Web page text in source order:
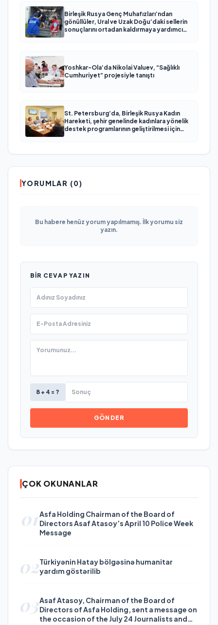
Birleşik Rusya Genç Muhafızları’ndan
gönüllüler, Ural ve Uzak Doğu’daki sellerin
sonuçlarını ortadan kaldırmaya yardımcı
Yoshkar-Ola’da Nikolai Valuev, “Sağlıklı
Cumhuriyet” projesiyle tanıştı
St. Petersburg’da, Birleşik Rusya Kadın
Hareketi, şehir genelinde kadınlara yönelik
destek programlarının geliştirilmesi için
YORUMLAR (0)
Bu habere henüz yorum yapılmamış. İlk yorumu siz
yazın.
BIR CEVAP YAZIN
8 + 4 = ?
GÖNDER
ÇOK OKUNANLAR
01Asfa Holding Chairman of the Board of
Directors Asaf Atasoy’s April 10 Police Week
Message
02Türkiyənin Hatay bölgəsinə humanitar
yardım göstərilib
03Asaf Atasoy, Chairman of the Board of
Directors of Asfa Holding, sent a message on
the occasion of the July 24 Journalists and